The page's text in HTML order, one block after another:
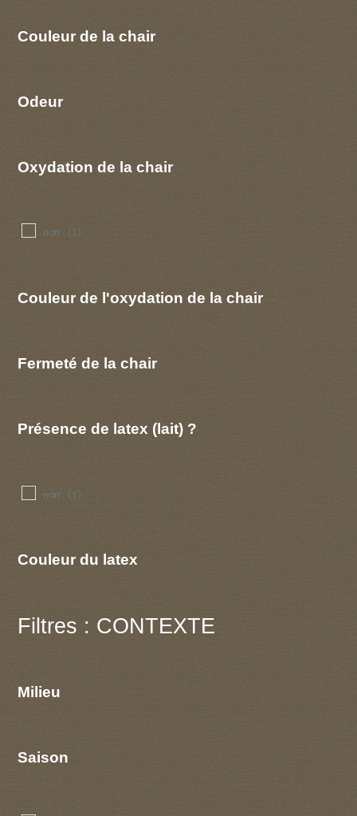
Couleur de la chair
Odeur
Oxydation de la chair
non (1)
Couleur de l'oxydation de la chair
Fermeté de la chair
Présence de latex (lait) ?
non (1)
Couleur du latex
Filtres : CONTEXTE
Milieu
Saison